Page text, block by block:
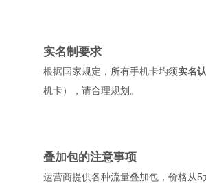
实名制要求
根据国家规定，所有手机卡均须实名
机卡），请合理规划。
叠加包的注意事项
运营商提供各种流量叠加包，价格从